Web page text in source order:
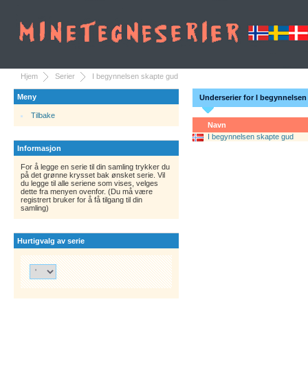
Hjem Serier I begynnelsen skapte gud
Meny
Tilbake
Informasjon
For å legge en serie til din samling trykker du
på det grønne krysset bak ønsket serie. Vil
du legge til alle seriene som vises, velges
dette fra menyen ovenfor. (Du må være
registrert bruker for å få tilgang til din
samling)
Hurtigvalg av serie
Underserier for I
Navn
I begynnelsen skapte gud